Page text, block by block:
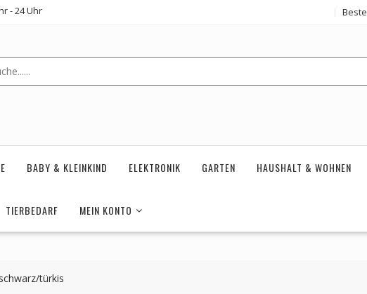
- 24 Uhr
BABY & KLEINKIND ELEKTRONIK GARTEN HAUSHALT & WOHNEN
TIERBEDARF MEIN KONTO
türkis